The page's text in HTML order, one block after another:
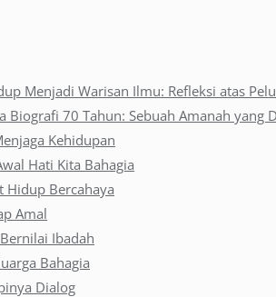
Menjadi Warisan Ilmu: Refleksi atas
Biografi 70 Tahun: Sebuah Amanah yang
Kehidupan
Hati Kita Bahagia
Hidup Bercahaya
Amal
Ibadah
Bahagia
Dialog